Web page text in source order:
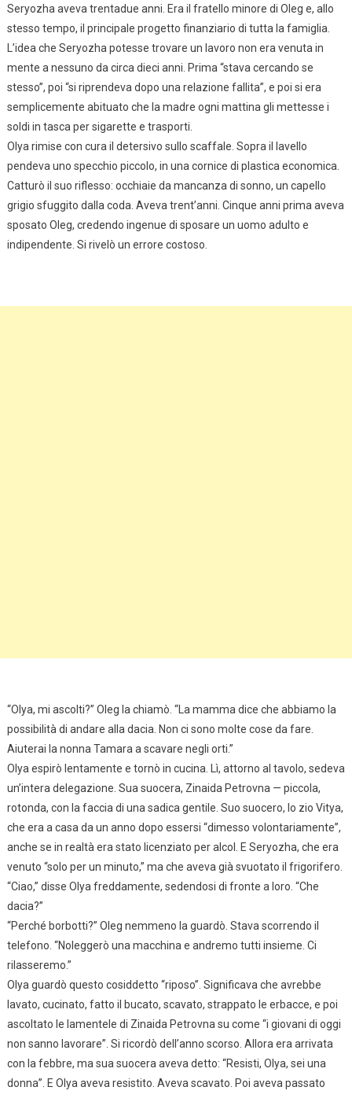
Seryozha aveva trentadue anni. Era il fratello minore di Oleg e, allo
stesso tempo, il principale progetto finanziario di tutta la famiglia.
L’idea che Seryozha potesse trovare un lavoro non era venuta in
mente a nessuno da circa dieci anni. Prima “stava cercando se
stesso”, poi “si riprendeva dopo una relazione fallita”, e poi si era
semplicemente abituato che la madre ogni mattina gli mettesse i
soldi in tasca per sigarette e trasporti.
Olya rimise con cura il detersivo sullo scaffale. Sopra il lavello
pendeva uno specchio piccolo, in una cornice di plastica economica.
Catturò il suo riflesso: occhiaie da mancanza di sonno, un capello
grigio sfuggito dalla coda. Aveva trent’anni. Cinque anni prima aveva
sposato Oleg, credendo ingenue di sposare un uomo adulto e
indipendente. Si rivelò un errore costoso.
“Olya, mi ascolti?” Oleg la chiamò. “La mamma dice che abbiamo la
possibilità di andare alla dacia. Non ci sono molte cose da fare.
Aiuterai la nonna Tamara a scavare negli orti.”
Olya espirò lentamente e tornò in cucina. Lì, attorno al tavolo, sedeva
un’intera delegazione. Sua suocera, Zinaida Petrovna — piccola,
rotonda, con la faccia di una sadica gentile. Suo suocero, lo zio Vitya,
che era a casa da un anno dopo essersi “dimesso volontariamente”,
anche se in realtà era stato licenziato per alcol. E Seryozha, che era
venuto “solo per un minuto,” ma che aveva già svuotato il frigorifero.
“Ciao,” disse Olya freddamente, sedendosi di fronte a loro. “Che
dacia?”
“Perché borbotti?” Oleg nemmeno la guardò. Stava scorrendo il
telefono. “Noleggerò una macchina e andremo tutti insieme. Ci
rilasseremo.”
Olya guardò questo cosiddetto “riposo”. Significava che avrebbe
lavato, cucinato, fatto il bucato, scavato, strappato le erbacce, e poi
ascoltato le lamentele di Zinaida Petrovna su come “i giovani di oggi
non sanno lavorare”. Si ricordò dell’anno scorso. Allora era arrivata
con la febbre, ma sua suocera aveva detto: “Resisti, Olya, sei una
donna”. E Olya aveva resistito. Aveva scavato. Poi aveva passato